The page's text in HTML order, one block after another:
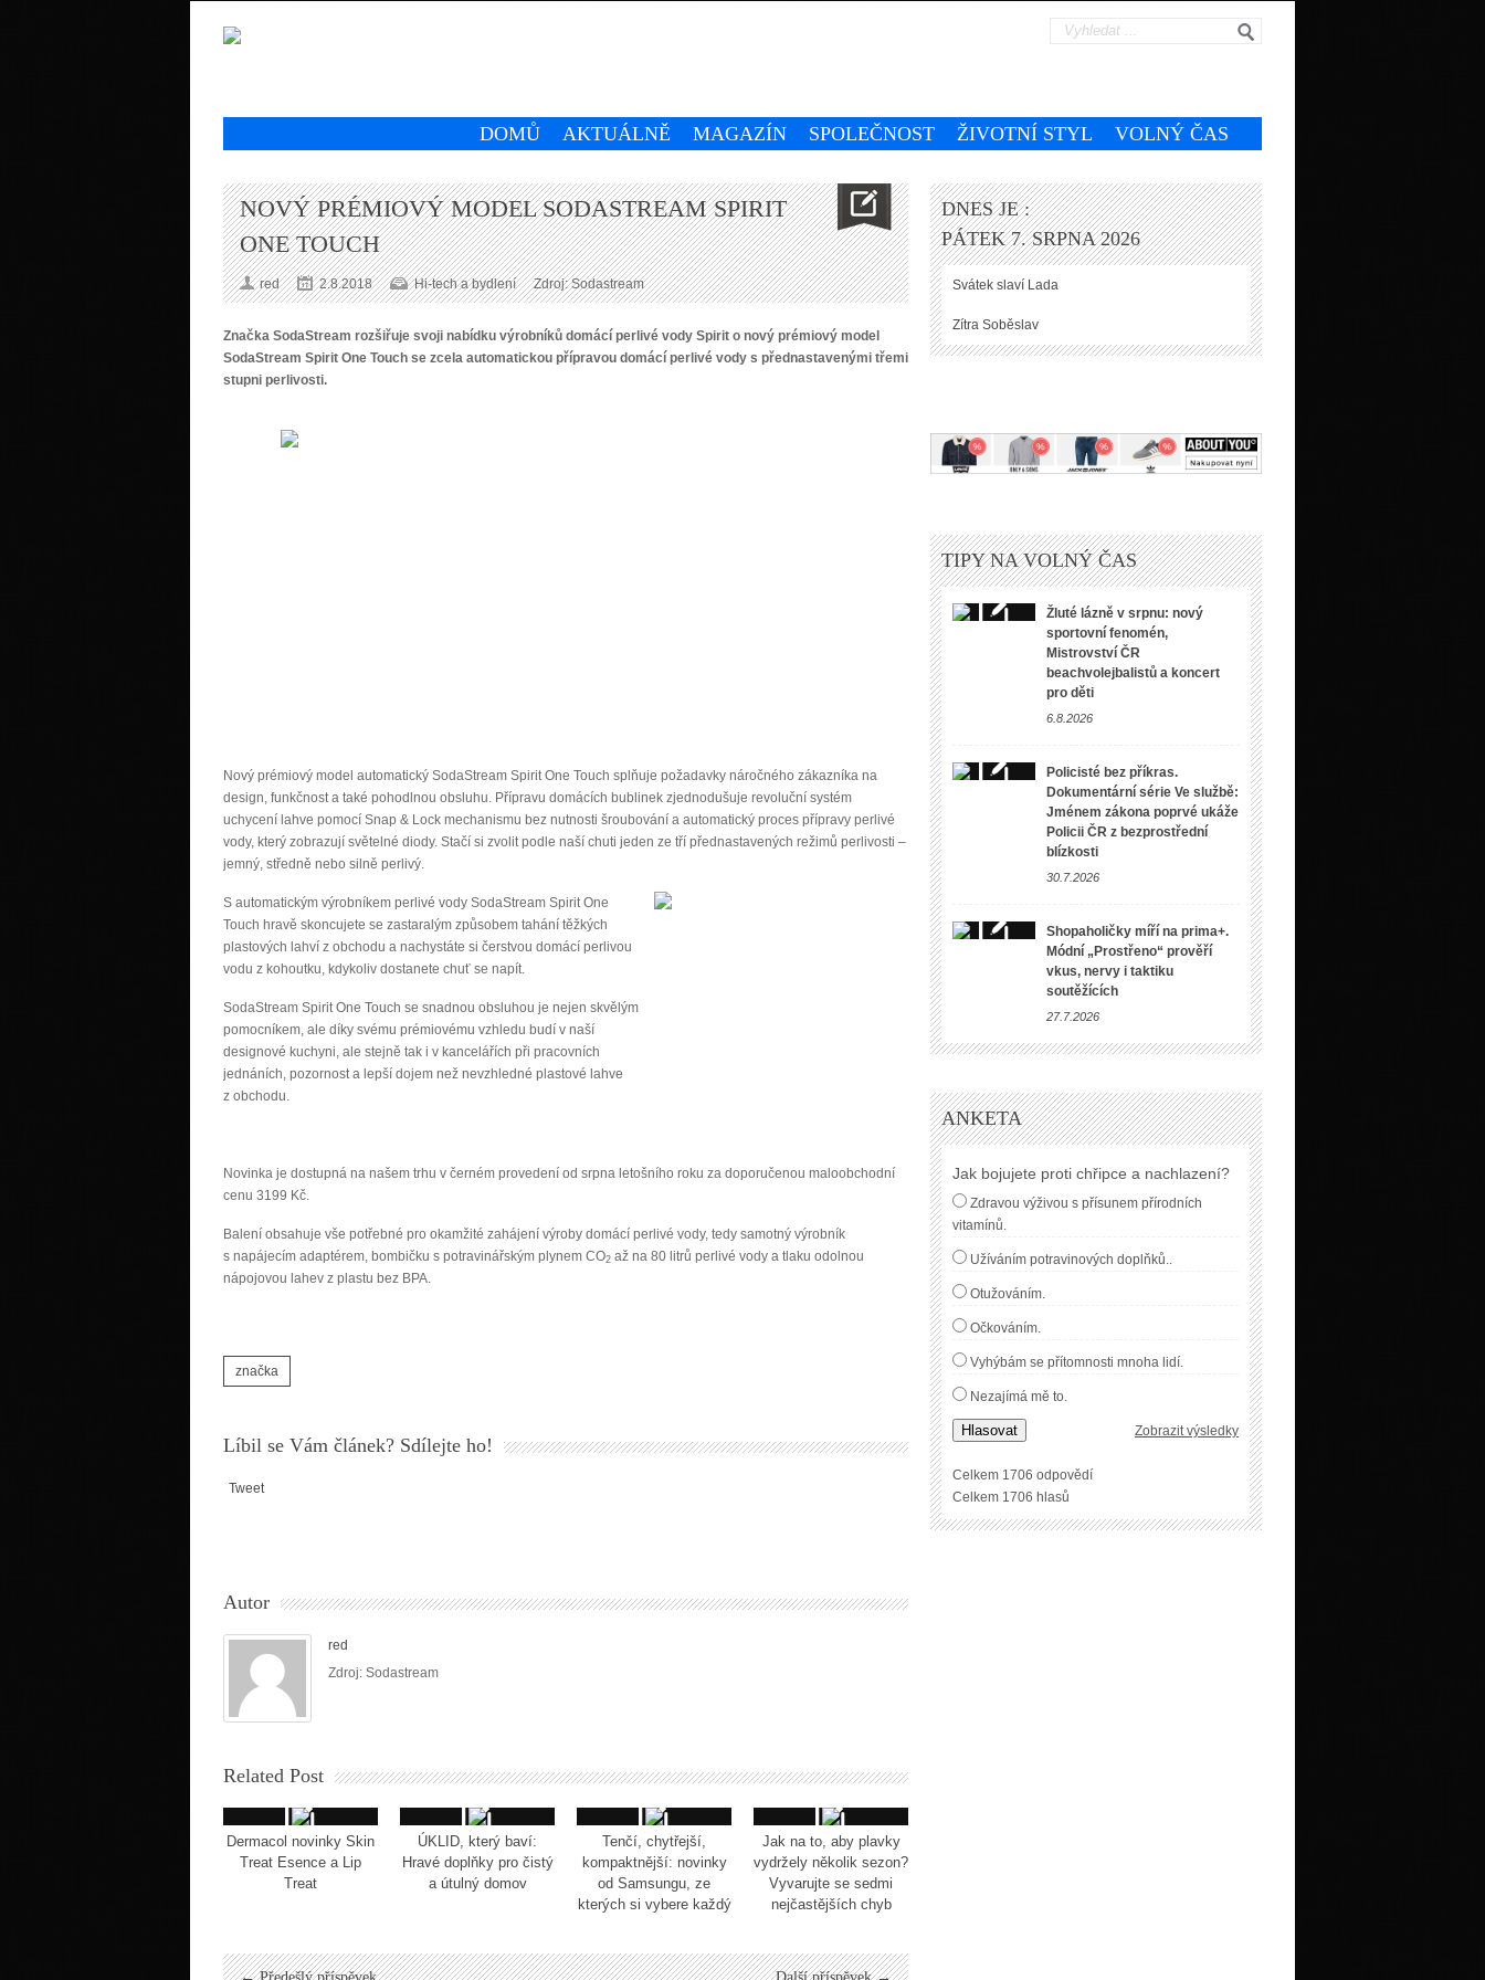
DOMŮ AKTUÁLNĚ MAGAZÍN SPOLEČNOST ŽIVOTNÍ STYL VOLNÝ ČAS
NOVÝ PRÉMIOVÝ MODEL SODASTREAM SPIRIT
ONE TOUCH
red Zdroj: Sodastream
2.8.2018 Hi-tech a bydlení
Značka SodaStream rozšiřuje svoji nabídku výrobníků domácí perlivé vody Spirit o nový prémiový model
SodaStream Spirit One Touch se zcela automatickou přípravou domácí perlivé vody s přednastavenými třemi
stupni perlivosti.
Nový prémiový model automatický SodaStream Spirit One Touch splňuje požadavky náročného zákazníka na
design, funkčnost a také pohodlnou obsluhu. Přípravu domácích bublinek zjednodušuje revoluční systém
uchycení lahve pomocí Snap & Lock mechanismu bez nutnosti šroubování a automatický proces přípravy perlivé
vody, který zobrazují světelné diody. Stačí si zvolit podle naší chuti jeden ze tří přednastavených režimů perlivosti –
jemný, středně nebo silně perlivý.
S automatickým výrobníkem perlivé vody SodaStream Spirit One
Touch hravě skoncujete se zastaralým způsobem tahání těžkých
plastových lahví z obchodu a nachystáte si čerstvou domácí perlivou
vodu z kohoutku, kdykoliv dostanete chuť se napít.
SodaStream Spirit One Touch se snadnou obsluhou je nejen skvělým
pomocníkem, ale díky svému prémiovému vzhledu budí v naší
designové kuchyni, ale stejně tak i v kancelářích při pracovních
jednáních, pozornost a lepší dojem než nevzhledné plastové lahve
z obchodu.
Novinka je dostupná na našem trhu v černém provedení od srpna letošního roku za doporučenou maloobchodní
cenu 3199 Kč.
Balení obsahuje vše potřebné pro okamžité zahájení výroby domácí perlivé vody, tedy samotný výrobník
s napájecím adaptérem, bombičku s potravinářským plynem CO2 až na 80 litrů perlivé vody a tlaku odolnou
nápojovou lahev z plastu bez BPA.
značka
Líbil se Vám článek? Sdílejte ho!
Tweet
Autor
red
Zdroj: Sodastream
Related Post
Dermacol novinky Skin
Treat Esence a Lip
Treat
ÚKLID, který baví:
Hravé doplňky pro čistý
a útulný domov
Tenčí, chytřejší,
kompaktnější: novinky
od Samsungu, ze
kterých si vybere každý
Jak na to, aby plavky
vydržely několik sezon?
Vyvarujte se sedmi
nejčastějších chyb
DNES JE :
PÁTEK 7. SRPNA 2026
Svátek slaví Lada
Zítra Soběslav
TIPY NA VOLNÝ ČAS
Žluté lázně v srpnu: nový
sportovní fenomén,
Mistrovství ČR
beachvolejbalistů a koncert
pro děti
6.8.2026
Policisté bez příkras.
Dokumentární série Ve službě:
Jménem zákona poprvé ukáže
Policii ČR z bezprostřední
blízkosti
30.7.2026
Shopaholičky míří na prima+.
Módní „Prostřeno“ prověří
vkus, nervy i taktiku
soutěžících
27.7.2026
ANKETA
Jak bojujete proti chřipce a nachlazení?
Zdravou výživou s přísunem přírodních
vitamínů.
Užíváním potravinových doplňků..
Otužováním.
Očkováním.
Vyhýbám se přítomnosti mnoha lidí.
Nezajímá mě to.
Hlasovat Zobrazit výsledky
Celkem 1706 odpovědí
Celkem 1706 hlasů